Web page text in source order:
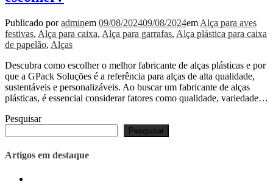
Publicado poradminem 09/08/202409/08/2024em Alça para aves
festivas, Alça para caixa, Alça para garrafas, Alça plástica para caixa
de papelão, Alças
Descubra como escolher o melhor fabricante de alças plásticas e por
que a GPack Soluções é a referência para alças de alta qualidade,
sustentáveis e personalizáveis. Ao buscar um fabricante de alças
plásticas, é essencial considerar fatores como qualidade, variedade…
Pesquisar
Pesquisar
Artigos em destaque